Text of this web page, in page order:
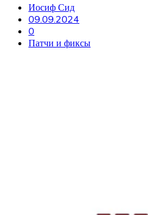
Иосиф Сид
09.09.2024
0
Патчи и фиксы